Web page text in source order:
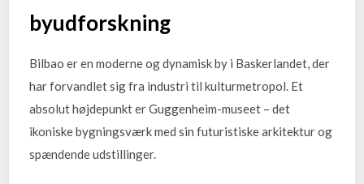
byudforskning
Bilbao er en moderne og dynamisk by i Baskerlandet, der
har forvandlet sig fra industri til kulturmetropol. Et
absolut højdepunkt er Guggenheim-museet – det
ikoniske bygningsværk med sin futuristiske arkitektur og
spændende udstillinger.